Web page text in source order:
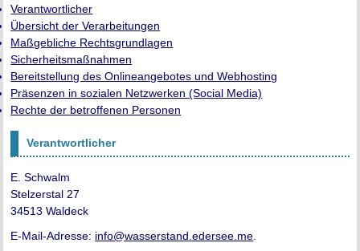
Verantwortlicher
Übersicht der Verarbeitungen
Maßgebliche Rechtsgrundlagen
Sicherheitsmaßnahmen
Bereitstellung des Onlineangebotes und Webhosting
Präsenzen in sozialen Netzwerken (Social Media)
Rechte der betroffenen Personen
Verantwortlicher
E. Schwalm
Stelzerstal 27
34513 Waldeck
E-Mail-Adresse: info@wasserstand.edersee.me.